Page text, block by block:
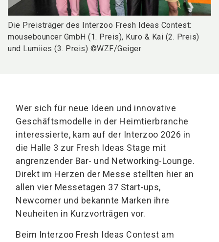
Die Preisträger des Interzoo Fresh Ideas Contest:
mousebouncer GmbH (1. Preis), Kuro & Kai (2. Preis)
und Lumiies (3. Preis) ©WZF/Geiger
Wer sich für neue Ideen und innovative
Geschäftsmodelle in der Heimtierbranche
interessierte, kam auf der Interzoo 2026 in
die Halle 3 zur Fresh Ideas Stage mit
angrenzender Bar- und Networking-Lounge.
Direkt im Herzen der Messe stellten hier an
allen vier Messetagen 37 Start-ups,
Newcomer und bekannte Marken ihre
Neuheiten in Kurzvorträgen vor.
Beim Interzoo Fresh Ideas Contest am